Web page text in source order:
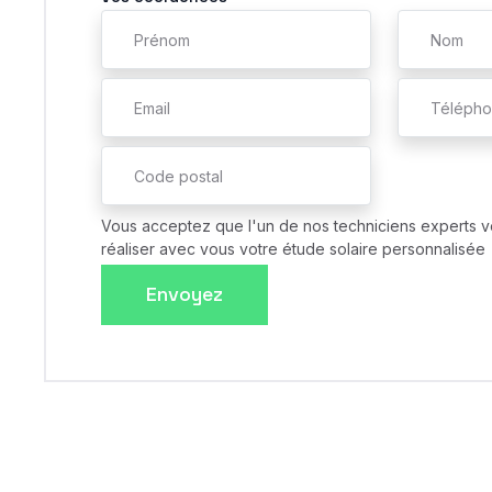
Vous acceptez que l'un de nos techniciens experts
réaliser avec vous votre étude solaire personnalisée
Envoyez